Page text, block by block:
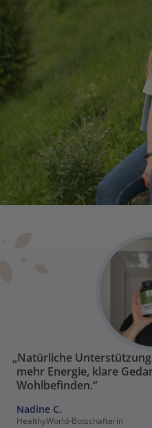
„Natürliche
mehr Energie, klare
Wohlbefinden.“
Nadine C.
HealthyWorld-Botschafterin